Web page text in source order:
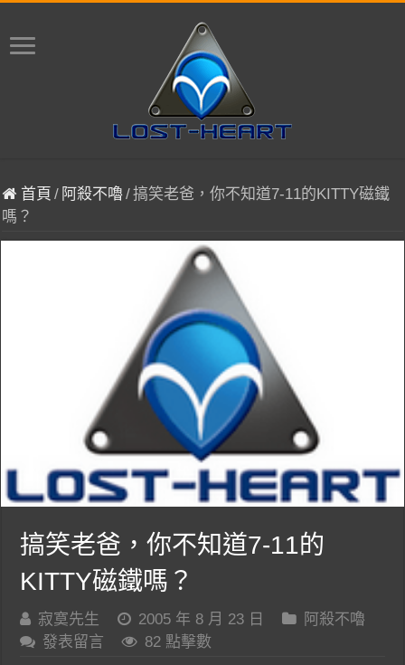
首頁 / 阿殺不嚕/搞笑老爸，你不知道7-11的KITTY磁鐵
嗎？
搞笑老爸，你不知道7-11的
KITTY磁鐵嗎？
寂寞先生 2005 年 8 月 23 日
阿殺不嚕
發表留言
82 點擊數